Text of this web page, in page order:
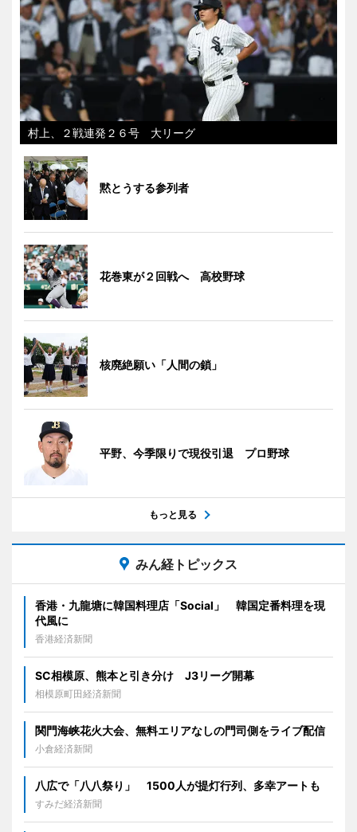
村上、２戦連発２６号 大リーグ
黙とうする参列者
花巻東が２回戦へ 高校野球
核廃絶願い「人間の鎖」
平野、今季限りで現役引退 プロ野球
もっと見る
みん経トピックス
香港・九龍塘に韓国料理店「Social」 韓国定番料理を現
代風に
香港経済新聞
SC相模原、熊本と引き分け J3リーグ開幕
相模原町田経済新聞
関門海峡花火大会、無料エリアなしの門司側をライブ配信
小倉経済新聞
八広で「八八祭り」 1500人が提灯行列、多幸アートも
すみだ経済新聞